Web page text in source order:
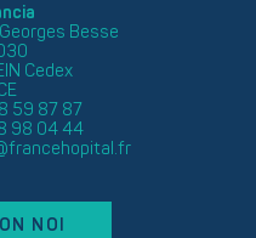
Besse
Cedex
59 87 87
98 04 44
NOI